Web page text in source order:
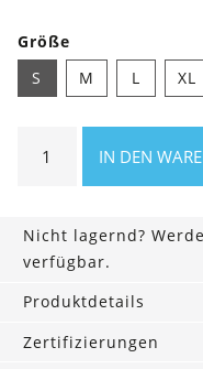
Größe
S
M L XL
Create
IN DEN
Nicht lagernd?
verfügbar.
Produktdetails
Zertifizierungen